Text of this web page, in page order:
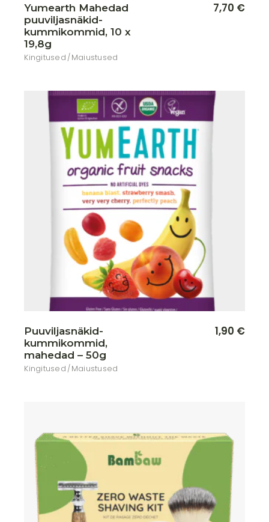
Yumearth Mahedad
puuviljasnäkid-
kummikommid, 10 x
19,8g
Kingitused Maiustused
7,70 €
Puuviljasnäkid-
kummikommid,
mahedad – 50g
Kingitused Maiustused
1,90 €